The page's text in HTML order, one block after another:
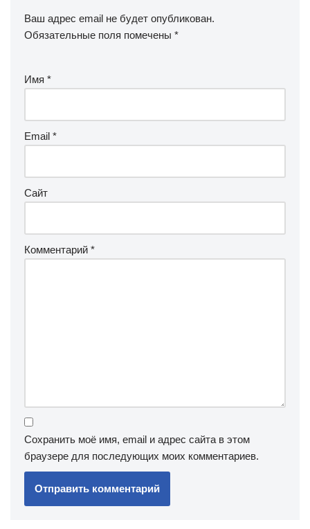
Ваш адрес email не будет опубликован.
Обязательные поля помечены *
Имя *
Email *
Сайт
Комментарий *
Сохранить моё имя, email и адрес сайта в этом
браузере для последующих моих комментариев.